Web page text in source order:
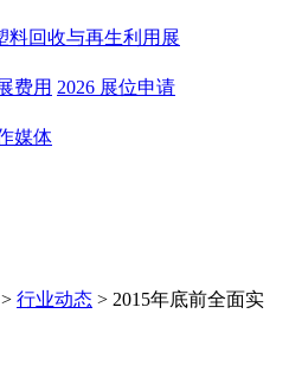
料回收与再生利用展
费用 2026 展位申请
媒体
> 行业动态 > 2015年底前全面实